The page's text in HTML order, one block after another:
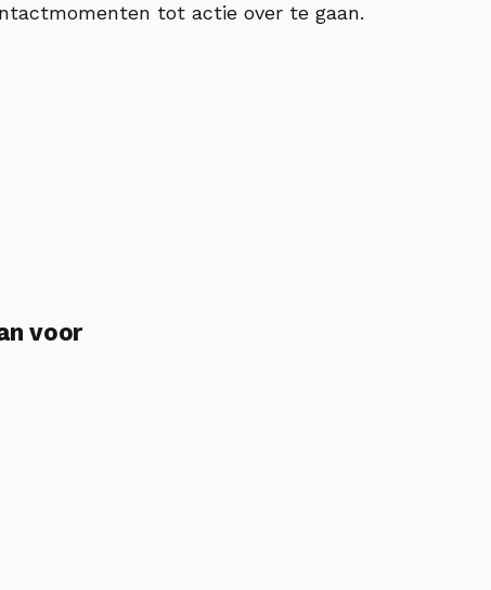
tot actie over te gaan.
voor